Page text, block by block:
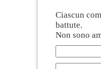
Ciascun
battute.
Non sono